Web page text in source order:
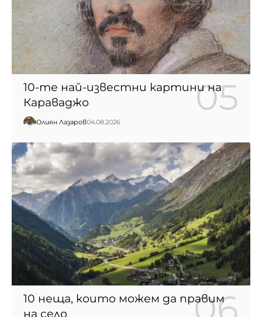
10-те най-известни картини на
Караваджо
Юлиян Лазаров04.08.2026
10 неща, които можем да правим
на село